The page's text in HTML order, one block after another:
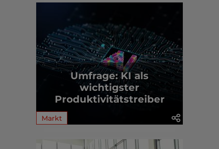
Umfrage: KI als
wichtigster
Produktivitätstreiber
Markt